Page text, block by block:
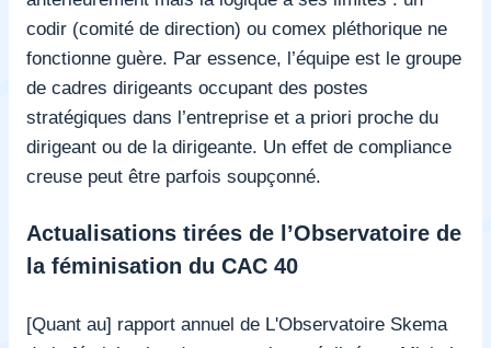
codir (comité de direction) ou comex pléthorique ne
fonctionne guère. Par essence, l’équipe est le groupe
de cadres dirigeants occupant des postes
stratégiques dans l’entreprise et a priori proche du
dirigeant ou de la dirigeante. Un effet de compliance
creuse peut être parfois soupçonné.
Actualisations tirées de l’Observatoire de
la féminisation du CAC 40
[Quant au] rapport annuel de L'Observatoire Skema